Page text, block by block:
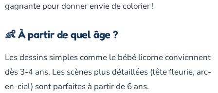
gagnante pour donner envie de colorier !
👶 À partir de quel âge ?
Les dessins simples comme le bébé licorne conviennent
dès 3-4 ans. Les scènes plus détaillées (tête fleurie, arc-
en-ciel) sont parfaites à partir de 6 ans.